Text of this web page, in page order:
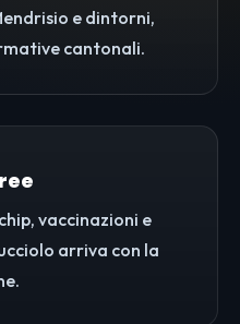
e dintorni,
cantonali.
vaccinazioni e
arriva con la